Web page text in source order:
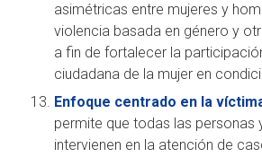
asimétricas entre mujeres y
violencia basada en género y
a fin de fortalecer la
ciudadana de la mujer en
Enfoque centrado en la
permite que todas las personas
intervienen en la atención de